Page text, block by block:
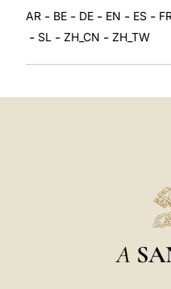
AR - BE - DE - EN - ES -
- SL - ZH_CN - ZH_TW
A